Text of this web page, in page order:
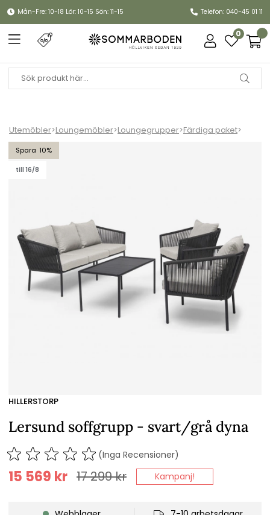
Mån-Fre: 10-18 Lör: 10-15 Sön: 11-15 Telefon: 040-45 01 11
0
Utemöbler>Loungemöbler>Loungegrupper>Färdiga paket>
10
till 16/8
Lersund soffgrupp - svart/grå dyna
HILLERSTORP
Lersund soffgrupp - svart/grå dyna
(Inga Recensioner)
17 299kr
15 569 kr Kampanj!